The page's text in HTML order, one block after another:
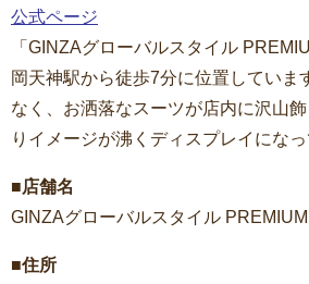
公式ページ
「GINZAグローバルスタイル
岡天神駅から徒歩7分に位置していま
なく、お洒落なスーツが店内に沢山
りイメージが沸くディスプレイになっ
■店舗名
GINZAグローバルスタイル
■住所